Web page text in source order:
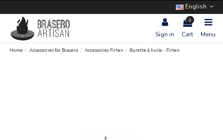
English
Sign in
0
Cart Menu
Home Accessories for Brasero Accessoires Firten Burette à huile - Firten